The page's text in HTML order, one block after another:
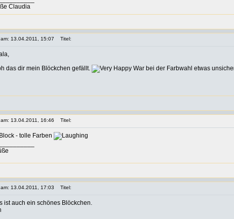
Claudia
13.04.2011, 15:07 Titel:
das dir mein Blöckchen gefällt.
War bei der Farbwahl etwas
13.04.2011, 16:46 Titel:
- tolle Farben
13.04.2011, 17:03 Titel:
ist auch ein schönes Blöckchen.